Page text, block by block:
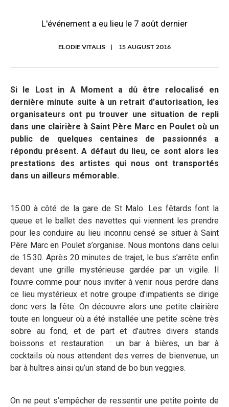
L'événement a eu lieu le 7 août dernier
ELODIE VITALIS 15 AUGUST 2016
Si le Lost in A Moment a dû être relocalisé en
dernière minute suite à un retrait d’autorisation, les
organisateurs ont pu trouver une situation de repli
dans une clairière à Saint Père Marc en Poulet où un
public de quelques centaines de passionnés a
répondu présent. A défaut du lieu, ce sont alors les
prestations des artistes qui nous ont transportés
dans un ailleurs mémorable.
15.00 à côté de la gare de St Malo. Les fêtards font la
queue et le ballet des navettes qui viennent les prendre
pour les conduire au lieu inconnu censé se situer à Saint
Père Marc en Poulet s’organise. Nous montons dans celui
de 15.30. Après 20 minutes de trajet, le bus s’arrête enfin
devant une grille mystérieuse gardée par un vigile. Il
l’ouvre comme pour nous inviter à venir nous perdre dans
ce lieu mystérieux et notre groupe d’impatients se dirige
donc vers la fête. On découvre alors une petite clairière
toute en longueur où a été installée une petite scène très
sobre au fond, et de part et d’autres divers stands
boissons et restauration : un bar à bières, un bar à
cocktails où nous attendent des verres de bienvenue, un
bar à huîtres ainsi qu’un stand de bo bun veggies.
On ne peut s’empêcher de ressentir une petite pointe de